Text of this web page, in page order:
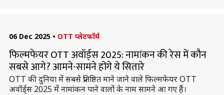
06 Dec 2025 • OTT प्लेटफॉर्म
फिल्मफेयर OTT अवॉर्ड्स 2025: नामांकन की रेस में कौन
सबसे आगे? आमने-सामने होंगे ये सितारे
OTT की दुनिया में सबसे प्रतिष्ठित माने जाने वाले फिल्मफेयर OTT
अवॉर्ड्स 2025 में नामांकन पाने वालों के नाम सामने आ गए हैं।